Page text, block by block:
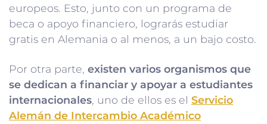
europeos. Esto, junto con un programa de
beca o apoyo financiero, lograrás estudiar
gratis en Alemania o al menos, a un bajo costo.
Por otra parte, existen varios organismos que
se dedican a financiar y apoyar a estudiantes
internacionales, uno de ellos es el Servicio
Alemán de Intercambio Académico